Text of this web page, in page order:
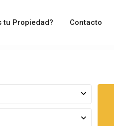
tu Propiedad? Contacto